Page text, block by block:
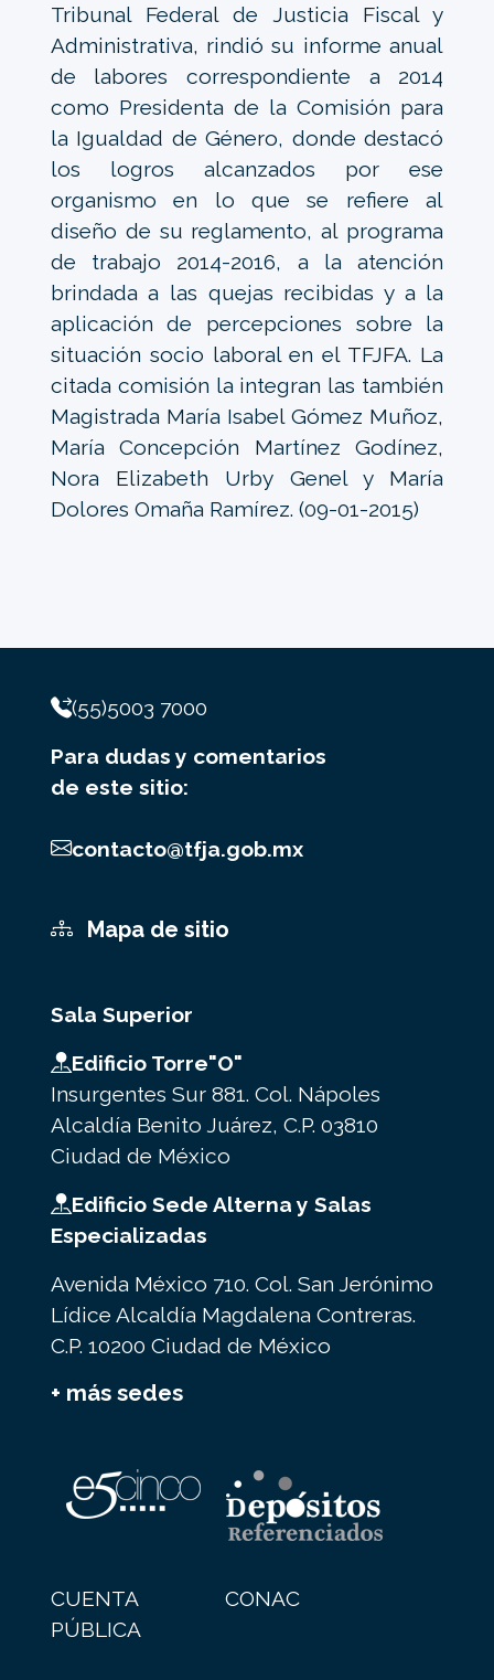
Tribunal Federal de Justicia Fiscal y
Administrativa, rindió su informe anual
de labores correspondiente a 2014
como Presidenta de la Comisión para
la Igualdad de Género, donde destacó
los logros alcanzados por ese
organismo en lo que se refiere al
diseño de su reglamento, al programa
de trabajo 2014-2016, a la atención
brindada a las quejas recibidas y a la
aplicación de percepciones sobre la
situación socio laboral en el TFJFA. La
citada comisión la integran las también
Magistrada María Isabel Gómez Muñoz,
María Concepción Martínez Godínez,
Nora Elizabeth Urby Genel y María
Dolores Omaña Ramírez. (09-01-2015)
(55)5003 7000
Para dudas y comentarios
de este sitio:
contacto@tfja.gob.mx
Mapa de sitio
Sala Superior
Edificio Torre"O"
Insurgentes Sur 881. Col. Nápoles
Alcaldía Benito Juárez, C.P. 03810
Ciudad de México
Edificio Sede Alterna y Salas
Especializadas
Avenida México 710. Col. San Jerónimo
Lídice Alcaldía Magdalena Contreras.
C.P. 10200 Ciudad de México
+ más sedes
CUENTA
PÚBLICA
CONAC